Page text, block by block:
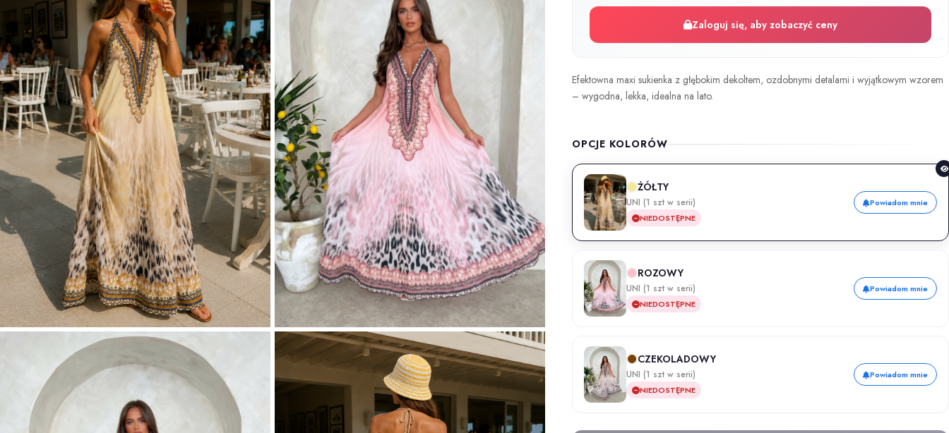
Zaloguj się, aby zobaczyć ceny
Efektowna maxi sukienka z głębokim dekoltem, ozdobnymi detalami i wyjątkowym wzorem
– wygodna, lekka, idealna na lato.
OPCJE KOLORÓW
ŻÓŁTY
UNI (1 szt w serii)
NIEDOSTĘPNE
Powiadom mnie
ROZOWY
UNI (1 szt w serii)
NIEDOSTĘPNE
Powiadom mnie
CZEKOLADOWY
UNI (1 szt w serii)
NIEDOSTĘPNE
Powiadom mnie